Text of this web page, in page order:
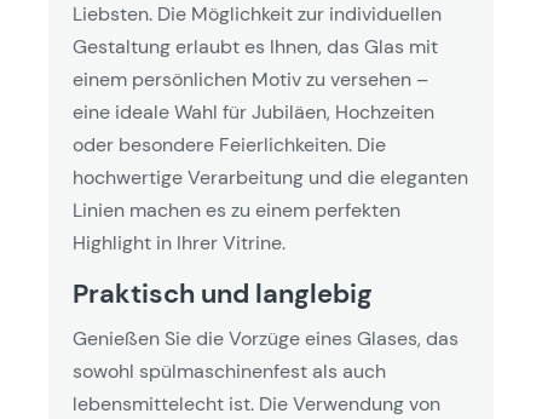
Liebsten. Die Möglichkeit zur individuellen
Gestaltung erlaubt es Ihnen, das Glas mit
einem persönlichen Motiv zu versehen –
eine ideale Wahl für Jubiläen, Hochzeiten
oder besondere Feierlichkeiten. Die
hochwertige Verarbeitung und die eleganten
Linien machen es zu einem perfekten
Highlight in Ihrer Vitrine.
Praktisch und langlebig
Genießen Sie die Vorzüge eines Glases, das
sowohl spülmaschinenfest als auch
lebensmittelecht ist. Die Verwendung von